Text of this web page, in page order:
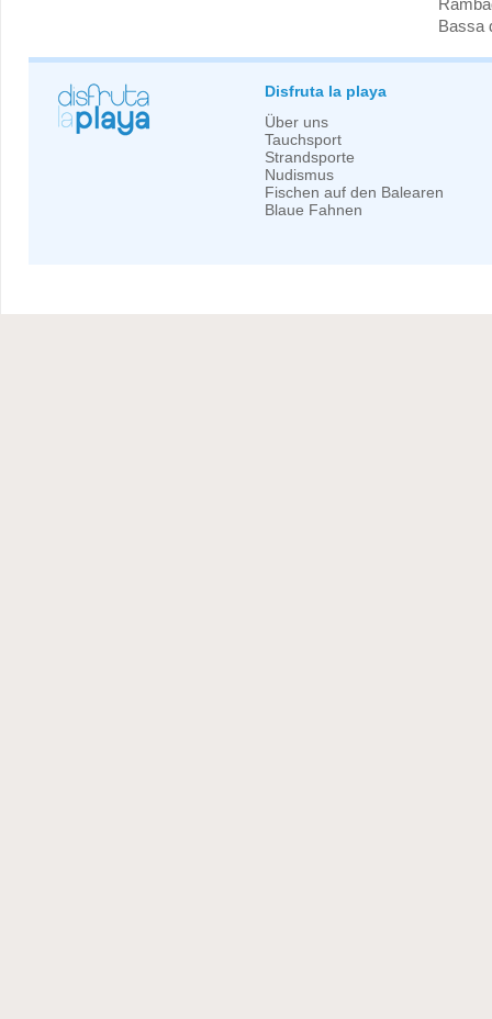
Bassa
Disfruta la playa
Über uns
Tauchsport
Strandsporte
Nudismus
Fischen auf den Balearen
Blaue Fahnen